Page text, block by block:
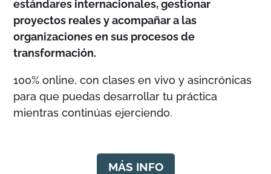
estándares internacionales, gestionar
proyectos reales y acompañar a las
organizaciones en sus procesos de
transformación.
100% online, con clases en vivo y asincrónicas
para que puedas desarrollar tu práctica
mientras continúas ejerciendo.
MÁS INFO